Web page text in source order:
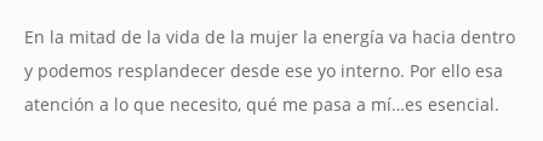
En la mitad de la vida de la mujer la energía va hacia dentro
y podemos resplandecer desde ese yo interno. Por ello esa
atención a lo que necesito, qué me pasa a mí…es esencial.